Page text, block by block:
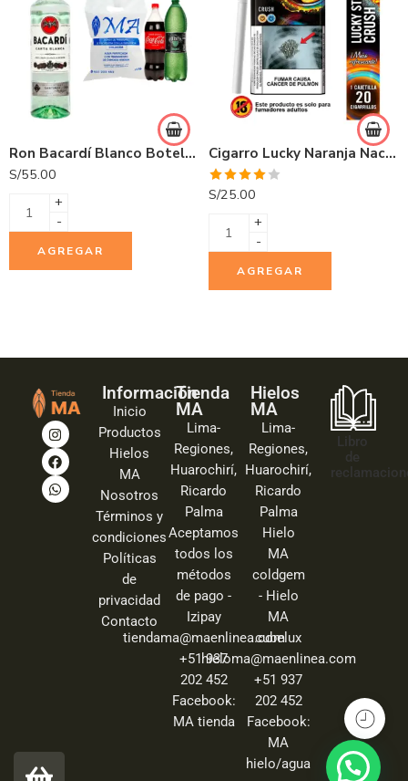
Ron Bacardí Blanco Botella 750ml
S/55.00
+
-
AGREGAR
Cigarro Lucky Naranja Nacional 20 und
Valorado
con
S/25.00
+
-
AGREGAR
Información
Inicio
Productos
Hielos
MA
Nosotros
Términos y
condiciones
Políticas
de
privacidad
Contacto
Tienda
MA
Lima-
Regiones,
Huarochirí,
Ricardo
Palma
Aceptamos
todos los
métodos
de pago -
Izipay
tiendama@maenlinea.com
+51 937
202 452
Facebook:
MA tienda
Hielos
MA
Lima-
Regiones,
Huarochirí,
Ricardo
Palma
Hielo
MA
coldgem
- Hielo
MA
cubelux
hieloma@maenlinea.com
+51 937
202 452
Facebook:
MA
hielo/agua
Libro
de